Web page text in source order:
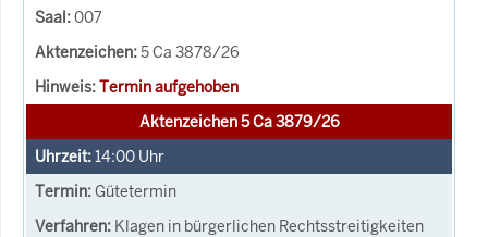
007
5 Ca 3878/26
Termin aufgehoben
Aktenzeichen 5 Ca 3879/26
14:00 Uhr
Gütetermin
Klagen in bürgerlichen Rechtsstreitigkeiten